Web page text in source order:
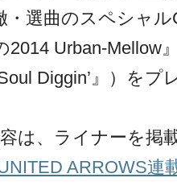
・選曲のスペシャ
2014 Urban-Mellow
Diggin’』）を
は、ライナーを掲
ARROWS連